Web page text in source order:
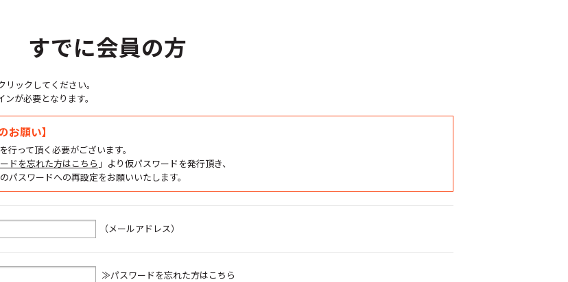
すでに会員の方
ックしてください。
が必要となります。
お願い】
って頂く必要がございます。
ドを忘れた方はこちら 」より仮パスワードを発行頂き、
スワードへの再設定をお願いいたします。
（メールアドレス）
≫パスワードを忘れた方はこちら